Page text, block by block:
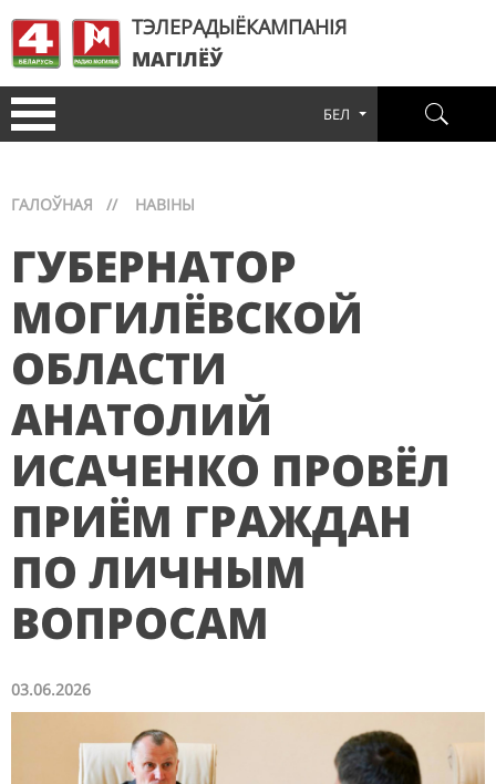
ТЭЛЕРАДЫЁКАМПАНІЯ
МАГІЛЁЎ
БЕЛ
ГАЛОЎНАЯ // НАВІНЫ
ГУБЕРНАТОР
МОГИЛЁВСКОЙ
ОБЛАСТИ
АНАТОЛИЙ
ИСАЧЕНКО ПРОВЁЛ
ПРИЁМ ГРАЖДАН
ПО ЛИЧНЫМ
ВОПРОСАМ
03.06.2026